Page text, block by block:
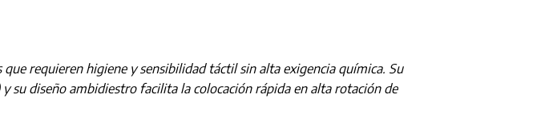
requieren higiene y sensibilidad táctil sin alta exigencia química. Su
su diseño ambidiestro facilita la colocación rápida en alta rotación de